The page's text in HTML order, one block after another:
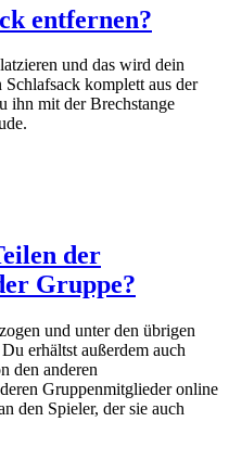
entfernen?
und das wird dein
komplett aus der
ihn mit der Brechstange
der
Gruppe?
und unter den übrigen
erhältst außerdem auch
den anderen
Gruppenmitglieder online
den Spieler, der sie auch